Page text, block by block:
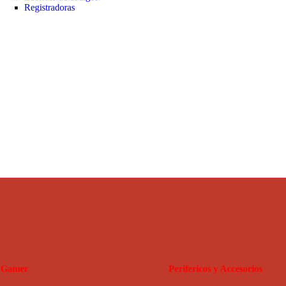
Registradoras
Gamer Perifericos y Accesorios